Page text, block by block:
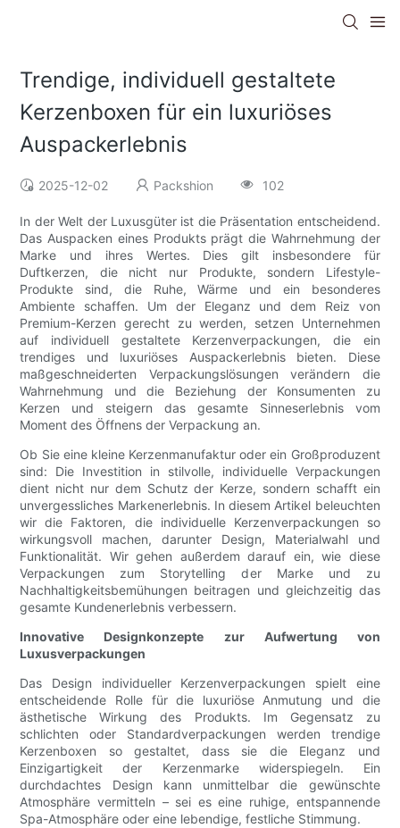
Trendige, individuell gestaltete
Kerzenboxen für ein luxuriöses
Auspackerlebnis
2025-12-02 Packshion 102
In der Welt der Luxusgüter ist die Präsentation entscheidend.
Das Auspacken eines Produkts prägt die Wahrnehmung der
Marke und ihres Wertes. Dies gilt insbesondere für
Duftkerzen, die nicht nur Produkte, sondern Lifestyle-
Produkte sind, die Ruhe, Wärme und ein besonderes
Ambiente schaffen. Um der Eleganz und dem Reiz von
Premium-Kerzen gerecht zu werden, setzen Unternehmen
auf individuell gestaltete Kerzenverpackungen, die ein
trendiges und luxuriöses Auspackerlebnis bieten. Diese
maßgeschneiderten Verpackungslösungen verändern die
Wahrnehmung und die Beziehung der Konsumenten zu
Kerzen und steigern das gesamte Sinneserlebnis vom
Moment des Öffnens der Verpackung an.
Ob Sie eine kleine Kerzenmanufaktur oder ein Großproduzent
sind: Die Investition in stilvolle, individuelle Verpackungen
dient nicht nur dem Schutz der Kerze, sondern schafft ein
unvergessliches Markenerlebnis. In diesem Artikel beleuchten
wir die Faktoren, die individuelle Kerzenverpackungen so
wirkungsvoll machen, darunter Design, Materialwahl und
Funktionalität. Wir gehen außerdem darauf ein, wie diese
Verpackungen zum Storytelling der Marke und zu
Nachhaltigkeitsbemühungen beitragen und gleichzeitig das
gesamte Kundenerlebnis verbessern.
Innovative Designkonzepte zur Aufwertung von
Luxusverpackungen
Das Design individueller Kerzenverpackungen spielt eine
entscheidende Rolle für die luxuriöse Anmutung und die
ästhetische Wirkung des Produkts. Im Gegensatz zu
schlichten oder Standardverpackungen werden trendige
Kerzenboxen so gestaltet, dass sie die Eleganz und
Einzigartigkeit der Kerzenmarke widerspiegeln. Ein
durchdachtes Design kann unmittelbar die gewünschte
Atmosphäre vermitteln – sei es eine ruhige, entspannende
Spa-Atmosphäre oder eine lebendige, festliche Stimmung.